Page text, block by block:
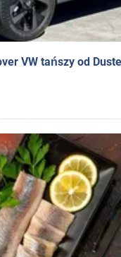
VW tańszy od